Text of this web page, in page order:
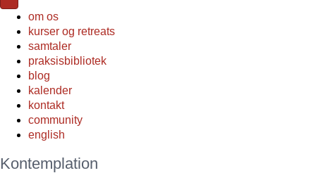
om os
kurser og retreats
samtaler
praksisbibliotek
blog
kalender
kontakt
community
english
Kontemplation